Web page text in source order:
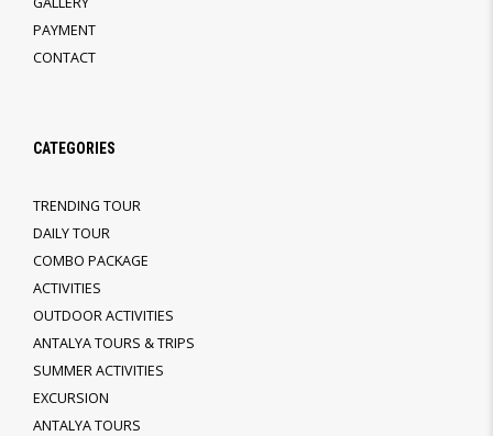
PAYMENT
CONTACT
CATEGORIES
TRENDING TOUR
DAILY TOUR
COMBO PACKAGE
ACTIVITIES
OUTDOOR ACTIVITIES
ANTALYA TOURS & TRIPS
SUMMER ACTIVITIES
EXCURSION
ANTALYA TOURS